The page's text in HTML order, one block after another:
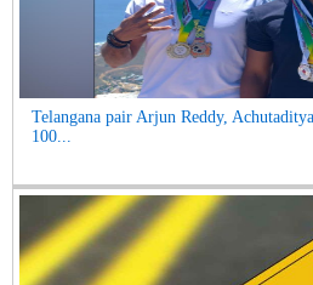
Telangana pair Arjun Reddy,
100...